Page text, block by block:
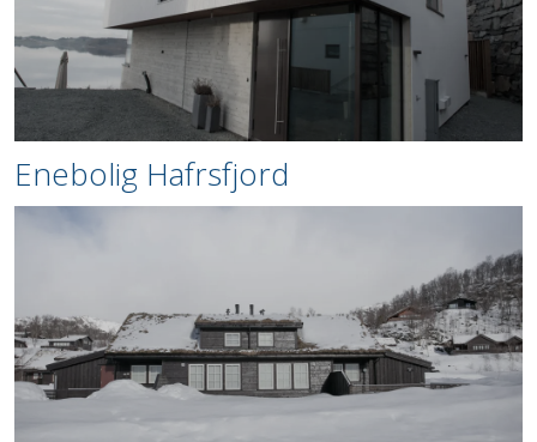
Enebolig Hafrsfjord